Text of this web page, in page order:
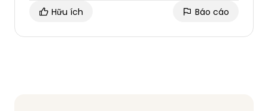
Hữu ích Báo cáo